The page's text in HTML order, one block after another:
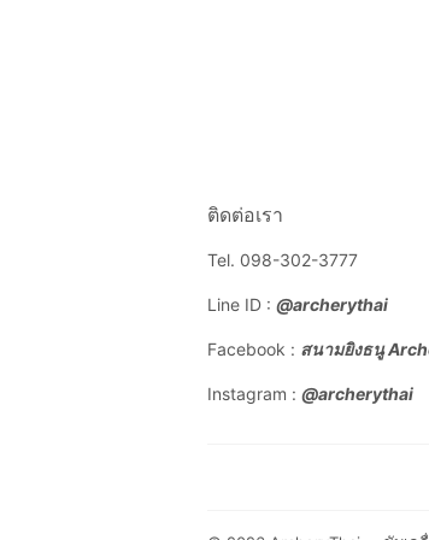
ติดต่อเรา
Tel. 098-302-3777
Line ID : @archerythai
Facebook : สนามยิงธนู
Instagram : @archerythai